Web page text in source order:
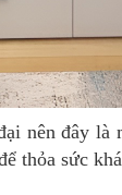
nên đây
sức